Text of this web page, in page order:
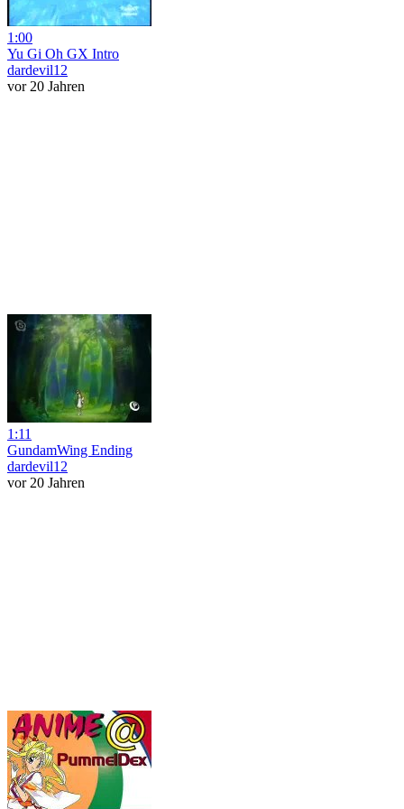
1:00
Yu Gi Oh GX Intro
dardevil12
vor 20 Jahren
1:11
GundamWing Ending
dardevil12
vor 20 Jahren